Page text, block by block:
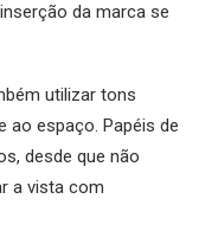
da marca se
utilizar tons
ao espaço. Papéis de
desde que não
a vista com